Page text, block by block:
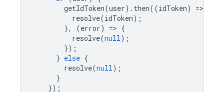
getIdToken(user). then((idToken) =>
resolve(idToken);
},
(error) => {
resolve(null);
});
} else {
resolve(null);
}
});